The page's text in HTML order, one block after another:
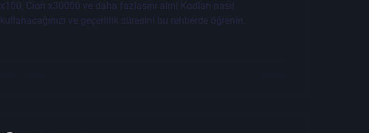
x100, Cion x30000 ve daha fazlasını alın! Kodları nasıl
kullanacağınızı ve geçerlilik süresini bu rehberde öğrenin.